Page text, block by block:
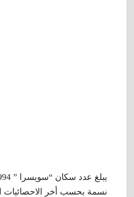
نسمة بحسب أخر الاحصائيات